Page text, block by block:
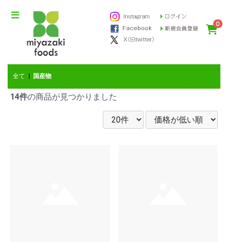
0
全て 国産物
14件の商品が見つかりました